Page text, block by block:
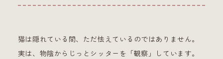
猫は隠れている間、ただ怯えているのではありません。
実は、物陰からじっとシッターを「観察」しています。